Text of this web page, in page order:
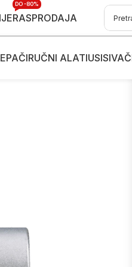
RASPRODAJA
DO -80%
RUČNI ALATI
ključeve Kardanski